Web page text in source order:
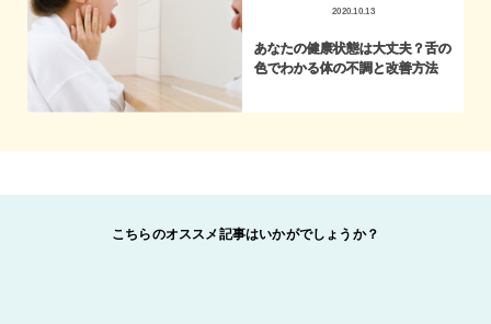
2020.10.13
あなたの健康状態は大丈夫？舌の
色でわかる体の不調と改善方法
こちらのオススメ記事はいかがでしょうか？